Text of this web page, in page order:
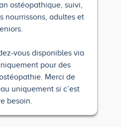
ostéopathique, suivi,
nourrissons, adultes et
vous disponibles via
pour des
Merci de
uniquement si c’est
besoin.